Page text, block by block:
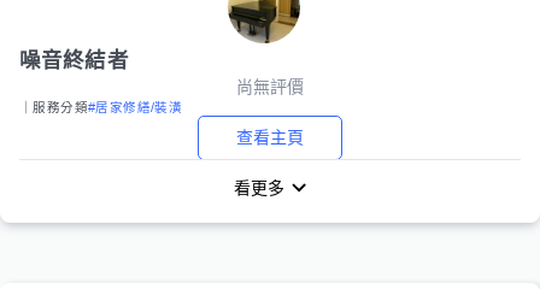
噪音終結者
尚無評價
｜服務分類#居家修繕/裝潢
查看主頁
看更多